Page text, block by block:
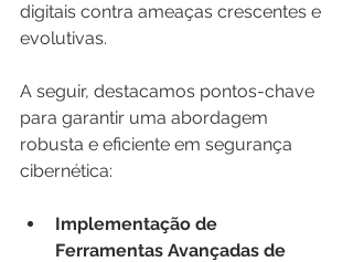
digitais contra ameaças crescentes e
evolutivas.
A seguir, destacamos pontos-chave
para garantir uma abordagem
robusta e eficiente em segurança
cibernética:
Implementação de
Ferramentas Avançadas de